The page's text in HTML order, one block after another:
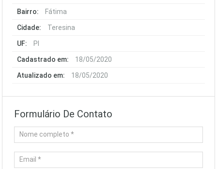
Bairro: Fátima
Cidade: Teresina
UF: PI
Cadastrado em: 18/05/2020
Atualizado em: 18/05/2020
Formulário De Contato